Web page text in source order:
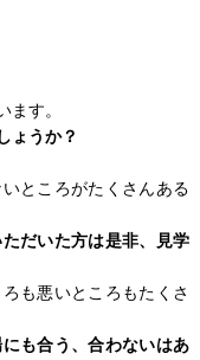
ます。
ょうか？
ところがたくさんある
だいた方は是非、見学
も悪いところもたくさ
も合う、合わないはあ